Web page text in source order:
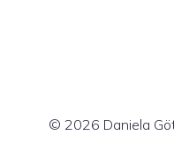
© 2026 Daniela